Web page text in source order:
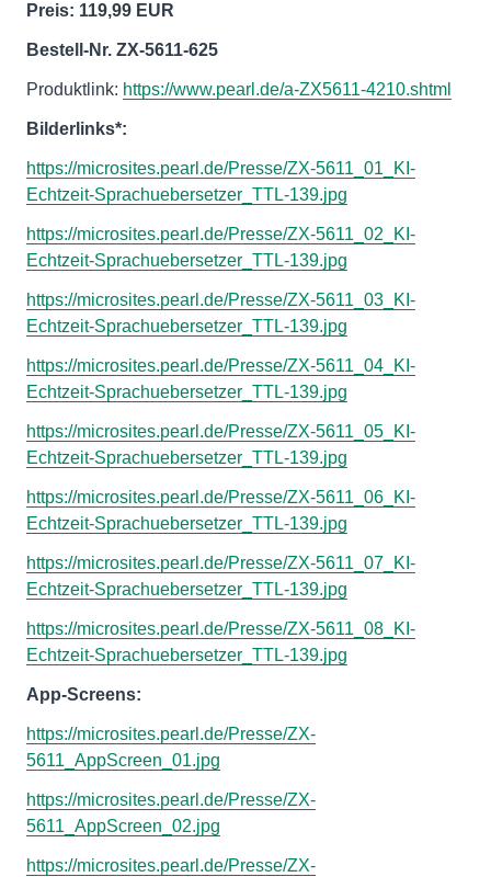
Preis: 119,99 EUR
Bestell-Nr. ZX-5611-625
Produktlink: https://www.pearl.de/a-ZX5611-4210.shtml
Bilderlinks*:
https://microsites.pearl.de/Presse/ZX-5611_01_KI-
Echtzeit-Sprachuebersetzer_TTL-139.jpg
https://microsites.pearl.de/Presse/ZX-5611_02_KI-
Echtzeit-Sprachuebersetzer_TTL-139.jpg
https://microsites.pearl.de/Presse/ZX-5611_03_KI-
Echtzeit-Sprachuebersetzer_TTL-139.jpg
https://microsites.pearl.de/Presse/ZX-5611_04_KI-
Echtzeit-Sprachuebersetzer_TTL-139.jpg
https://microsites.pearl.de/Presse/ZX-5611_05_KI-
Echtzeit-Sprachuebersetzer_TTL-139.jpg
https://microsites.pearl.de/Presse/ZX-5611_06_KI-
Echtzeit-Sprachuebersetzer_TTL-139.jpg
https://microsites.pearl.de/Presse/ZX-5611_07_KI-
Echtzeit-Sprachuebersetzer_TTL-139.jpg
https://microsites.pearl.de/Presse/ZX-5611_08_KI-
Echtzeit-Sprachuebersetzer_TTL-139.jpg
App-Screens:
https://microsites.pearl.de/Presse/ZX-
5611_AppScreen_01.jpg
https://microsites.pearl.de/Presse/ZX-
5611_AppScreen_02.jpg
https://microsites.pearl.de/Presse/ZX-